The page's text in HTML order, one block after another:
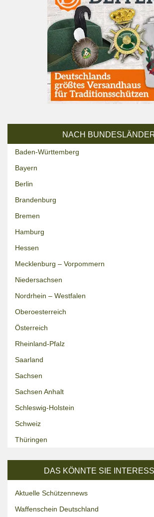
NACH
Baden-Württemberg
Bayern
Berlin
Brandenburg
Bremen
Hamburg
Hessen
Mecklenburg – Vorpommern
Niedersachsen
Nordrhein – Westfalen
Oberoesterreich
Österreich
Rheinland-Pfalz
Saarland
Sachsen
Sachsen Anhalt
Schleswig-Holstein
Schweiz
Thüringen
DAS KÖNNTE SIE
Aktuelle Schützennews
Waffenschein Deutschland